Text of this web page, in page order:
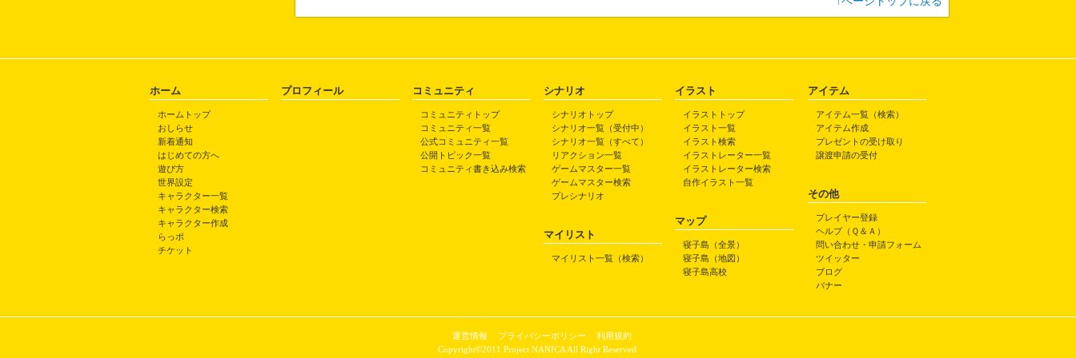
ホーム
ホームトップ
おしらせ
新着通知
はじめての方へ
遊び方
世界設定
キャラクター一覧
キャラクター検索
キャラクター作成
らっポ
チケット
プロフィール コミュニティ
コミュニティトップ
コミュニティ一覧
公式コミュニティ一覧
公開トピック一覧
コミュニティ書き込み検索
シナリオ
シナリオトップ
シナリオ一覧（受付中）
シナリオ一覧（すべて）
リアクション一覧
ゲームマスター一覧
ゲームマスター検索
プレシナリオ
マイリスト
マイリスト一覧（検索）
イラスト
イラストトップ
イラスト一覧
イラスト検索
イラストレーター一覧
イラストレーター検索
自作イラスト一覧
マップ
寝子島（全景）
寝子島（地図）
寝子島高校
アイテム
アイテム一覧（検索）
アイテム作成
プレゼントの受け取り
譲渡申請の受付
その他
プレイヤー登録
ヘルプ（Ｑ＆Ａ）
問い合わせ・申請フォーム
ツイッター
ブログ
バナー
運営情報 プライバシーポリシー
利用規約
Copyright©2011 Project NANICA All Right Reserved.